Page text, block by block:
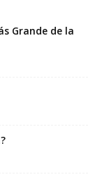
Grande de la